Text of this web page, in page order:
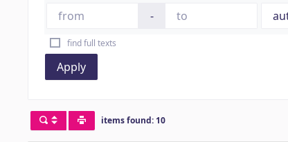
-
find full texts
Apply
items found: 10